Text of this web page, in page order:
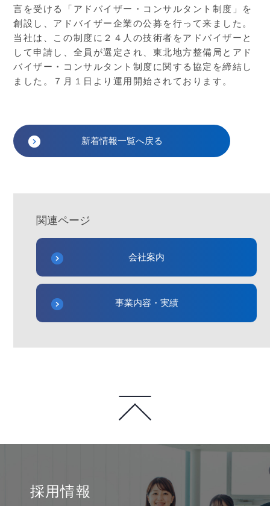
言を受ける「アドバイザー・コンサルタント制度」を
創設し、アドバイザー企業の公募を行って来ました。
当社は、この制度に２４人の技術者をアドバイザーと
して申請し、全員が選定され、東北地方整備局とアド
バイザー・コンサルタント制度に関する協定を締結し
ました。７月１日より運用開始されております。
新着情報一覧へ戻る
関連ページ
会社案内
事業内容・実績
採用情報